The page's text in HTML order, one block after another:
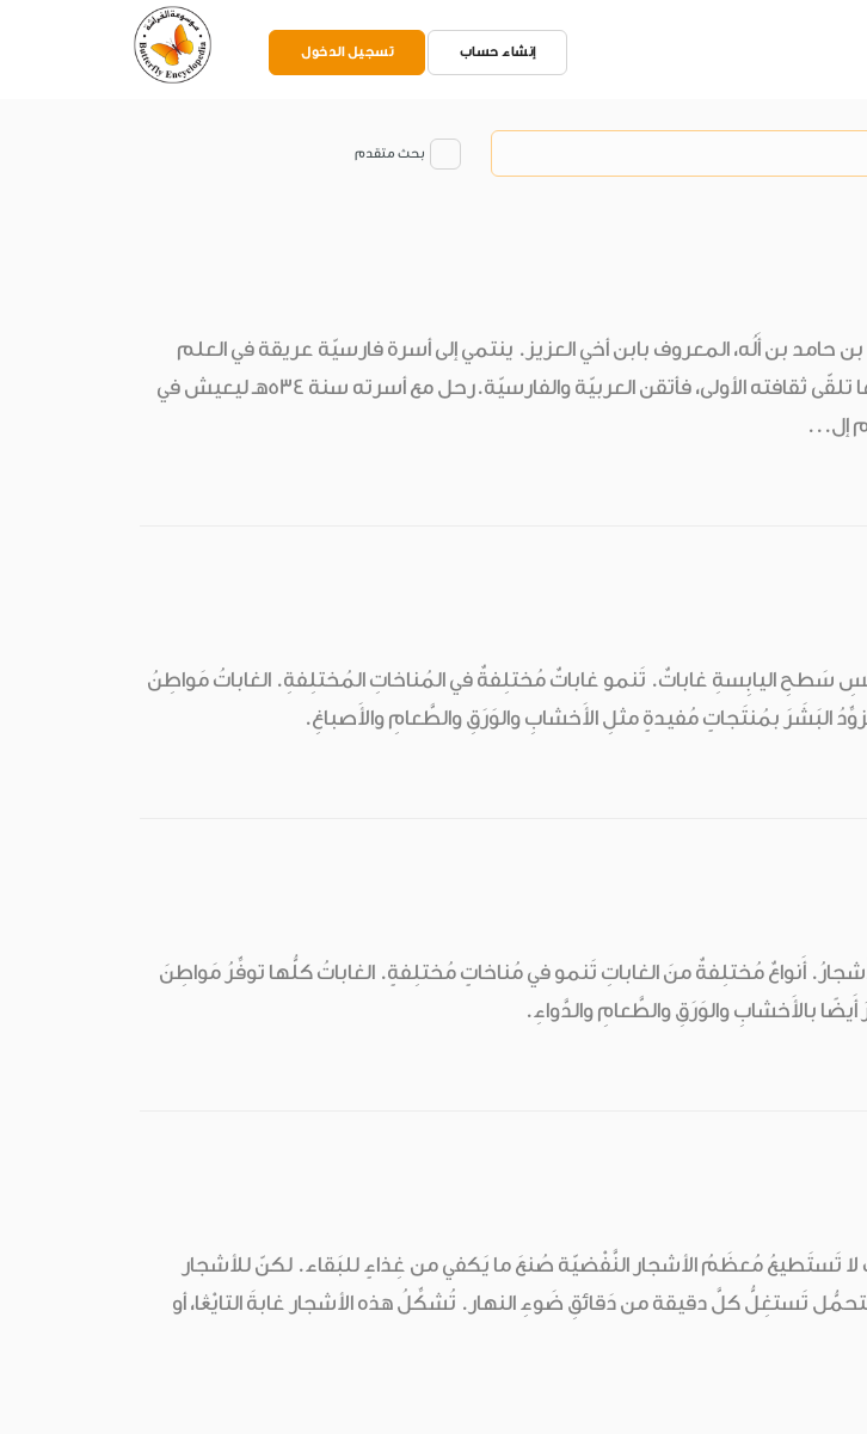
إنشاء حساب تسجيل الدخول
بحث متقدم
حامد بن أَلُه، المعروف بابن أخي العزيز. ينتمي إلى أسرة فارسيّة عريقة في العلم
والسياسة. وُلد في أصفهان سنة 519هـ، وفيها تلقّى ثقافته الأولى، فأتقن العربيّة والفارسيّة.رحل مع أسرته سنة 534هـ ليعيش في
إل...
سَطحِ اليابِسةِ غاباتٌ. تَنمو غاباتٌ مُختلِفةٌ في المُناخاتِ المُختلِفةِ. الغاباتُ مَواطِنُ
البَشَرَ بمُنتَجاتٍ مُفيدةٍ مثلِ الأَخشابِ والوَرَقِ والطَّعامِ والأَصباغِ.
أَنواعٌ مُختلِفةٌ منَ الغاباتِ تَنمو في مُناخاتٍ مُختلِفةٍ. الغاباتُ كلُّها توفِّرُ مَواطِنَ
بالأَخشابِ والوَرَقِ والطَّعامِ والدَّواءِ.
لا تَستَطيعُ مُعظَمُ الأشجار النَّفْضيّة صُنعَ ما يَكفي من غِذاءٍ للبَقاء. لكنّ للأشجار
تَستغِلُّ كلَّ دقيقة من دَقائقِ ضَوءِ النهار. تُشكِّلُ هذه الأشجار غابةَ التايْڠا، أو